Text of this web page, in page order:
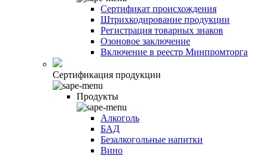
Сертификат происхождения
Штрихкодирование продукции
Регистрация товарных знаков
Озоновое заключение
Включение в реестр Минпромторга
Сертификация продукции
Продукты
Алкоголь
БАД
Безалкогольные напитки
Вино